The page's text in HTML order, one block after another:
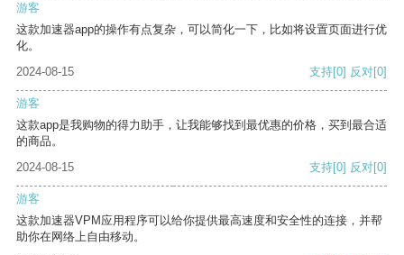
游客
这款加速器app的操作有点复杂，可以简化一下，比如将设置页面进行优
化。
2024-08-15
支持[0] 反对[0]
游客
这款app是我购物的得力助手，让我能够找到最优惠的价格，买到最合适
的商品。
2024-08-15
支持[0] 反对[0]
游客
这款加速器VPM应用程序可以给你提供最高速度和安全性的连接，并帮
助你在网络上自由移动。